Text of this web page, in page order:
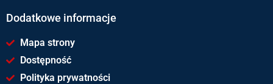
Dodatkowe informacje
Mapa strony
Dostępność
Polityka prywatności